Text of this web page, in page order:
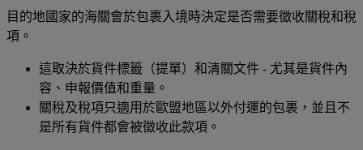
目的地國家的海關會於包裹入境時決定是否需要徵收關稅和稅
項。
這取決於貨件標籤（提單）和清關文件 - 尤其是貨件內
容、申報價值和重量。
關稅及稅項只適用於歐盟地區以外付運的包裹，並且不
是所有貨件都會被徵收此款項。